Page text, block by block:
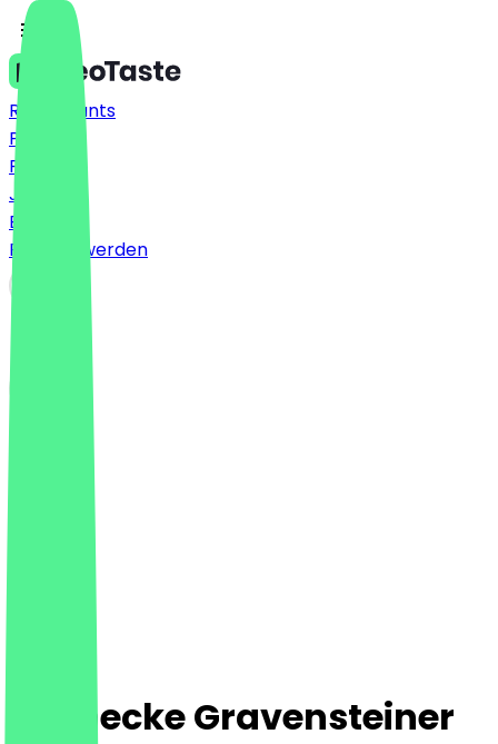
Restaurants
Preise
FAQ
Jobs
Blog
Partner werden
Steinecke Gravensteiner